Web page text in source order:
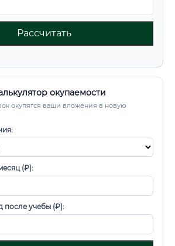
Рассчитать
окупаемости
окупятся ваши вложения в новую
(₽):
учебы (₽):